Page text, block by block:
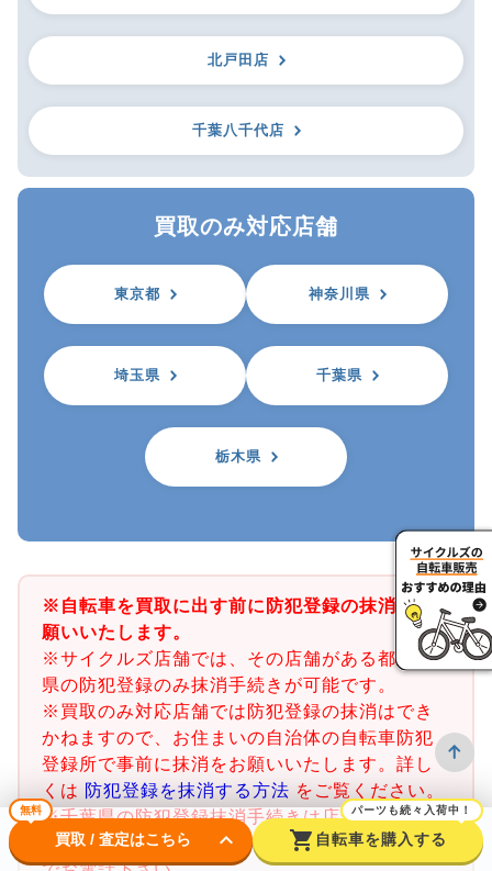
北戸田店
千葉八千代店
買取のみ対応店舗
東京都 神奈川県
埼玉県 千葉県
栃木県
※自転車を買取に出す前に防犯登録の抹消をお
願いいたします。
※サイクルズ店舗では、その店舗がある都道府
県の防犯登録のみ抹消手続きが可能です。
※買取のみ対応店舗では防犯登録の抹消はでき
かねますので、お住まいの自治体の自転車防犯
登録所で事前に抹消をお願いいたします。詳し
くは 防犯登録を抹消する方法 をご覧ください。
※千葉県の防犯登録抹消手続きは店舗で行うこ
とができません。千葉県内の警察署又は交番ま
無料
買取 / 査定はこちら keyboard_arrow_down shopping_cart
パーツも続々入荷中！
自転車を購入する